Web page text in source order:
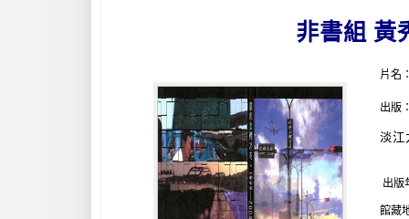
非書組 黃
片名
出版
淡江
出版
館藏